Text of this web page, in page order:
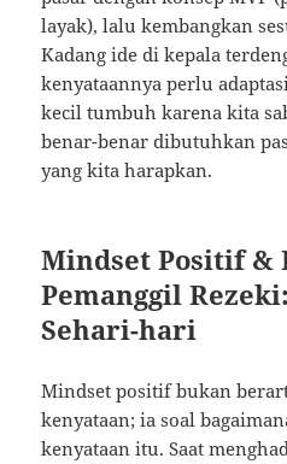
layak), lalu kembangkan
Kadang ide di kepala
kenyataannya perlu
kecil tumbuh karena kita
benar-benar dibutuhkan
yang kita harapkan.
Mindset Positif &
Pemanggil
Sehari-hari
Mindset positif bukan
kenyataan; ia soal
kenyataan itu. Saat